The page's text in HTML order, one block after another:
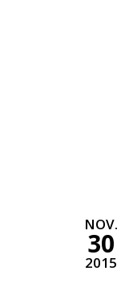
NOV.
30
2015